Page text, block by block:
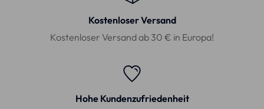
Kostenloser Versand
Kostenloser Versand ab 30 € in Europa!
Hohe Kundenzufriedenheit